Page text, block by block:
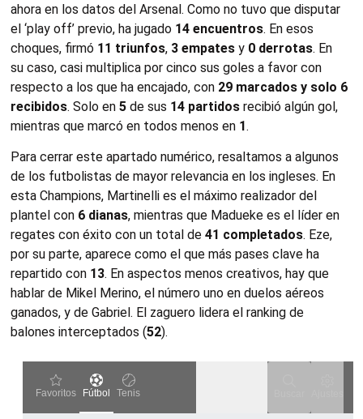
ahora en los datos del Arsenal. Como no tuvo que disputar
el ‘play off’ previo, ha jugado 14 encuentros. En esos
choques, firmó 11 triunfos, 3 empates y 0 derrotas. En
su caso, casi multiplica por cinco sus goles a favor con
respecto a los que ha encajado, con 29 marcados y solo 6
recibidos. Solo en 5 de sus 14 partidos recibió algún gol,
mientras que marcó en todos menos en 1.
Para cerrar este apartado numérico, resaltamos a algunos
de los futbolistas de mayor relevancia en los ingleses. En
esta Champions, Martinelli es el máximo realizador del
plantel con 6 dianas, mientras que Madueke es el líder en
regates con éxito con un total de 41 completados. Eze,
por su parte, aparece como el que más pases clave ha
repartido con 13. En aspectos menos creativos, hay que
hablar de Mikel Merino, el número uno en duelos aéreos
ganados, y de Gabriel. El zaguero lidera el ranking de
balones interceptados (52).